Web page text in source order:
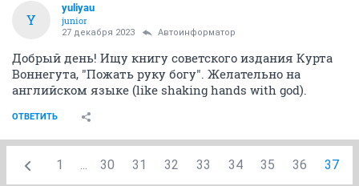
Y
yuliyau
junior
27 декабря 2023 Автоинформатор
Добрый день! Ищу книгу советского издания Курта
Воннегута, "Пожать руку богу". Желательно на
английском языке (like shaking hands with god).
ОТВЕТИТЬ
1 ... 30 31 32 33 34 35 36 37